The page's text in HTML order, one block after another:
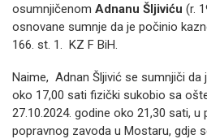
osumnjičenom Adnanu Šljiviću (r.
osnovane sumnje da je počinio
166. st. 1. KZ F BiH.
Naime, Adnan Šljivić se sumnjiči
oko 17,00 sati fizički sukobio sa
27.10.2024. godine oko 21,30 sati,
popravnog zavoda u Mostaru, gdje